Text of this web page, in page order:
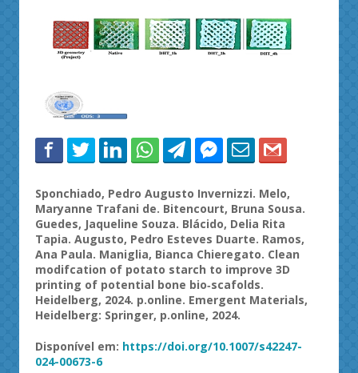
Sponchiado, Pedro Augusto Invernizzi. Melo,
Maryanne Trafani de. Bitencourt, Bruna Sousa.
Guedes, Jaqueline Souza. Blácido, Delia Rita
Tapia. Augusto, Pedro Esteves Duarte. Ramos,
Ana Paula. Maniglia, Bianca Chieregato. Clean
modifcation of potato starch to improve 3D
printing of potential bone bio‑scafolds.
Heidelberg, 2024. p.online. Emergent Materials,
Heidelberg: Springer, p.online, 2024.
Disponível em: https://doi.org/10.1007/s42247-
024-00673-6